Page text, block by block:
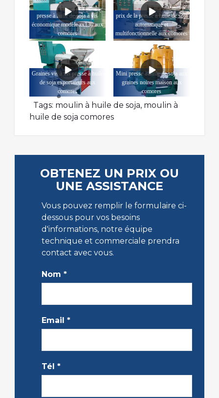
presse à huile de soja à vis
économique modèle zx130 aux
comores
prix de la presse à huile de soja
automatique et
multifonctionnelle aux comores
Graines vis à vis presse à huile
de soja exportateurs aux
comores
Mini presse à huile de soja aux
graines noires maison aux
comores
Tags: moulin à huile de soja, moulin à
huile de soja comores
OBTENEZ UN PRIX OU
UNE ASSISTANCE
Vous pouvez remplir le formulaire ci-
dessous pour vos besoins
d'informations, notre équipe
technique et commerciale prendra
contact avec vous.
Nom *
Email *
Tél *